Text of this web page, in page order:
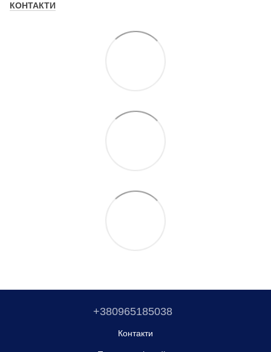
КОНТАКТИ
+380965185038
Контакти